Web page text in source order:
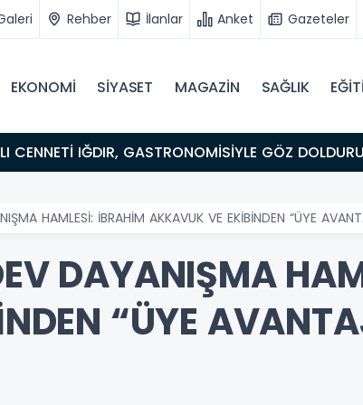
Rehber İlanlar Anket Gazeteler
EKONOMİ SİYASET MAGAZİN SAĞLIK
NOKTASI
HAMLESİ: İBRAHİM AKKAVUK VE EKİBİNDEN “ÜYE
DAYANIŞMA
“ÜYE